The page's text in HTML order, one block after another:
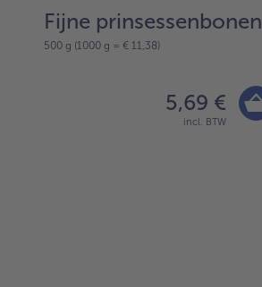
Fijne prinsessenbonen
500 g (1000 g = € 11,38)
5,69 €
incl. BTW